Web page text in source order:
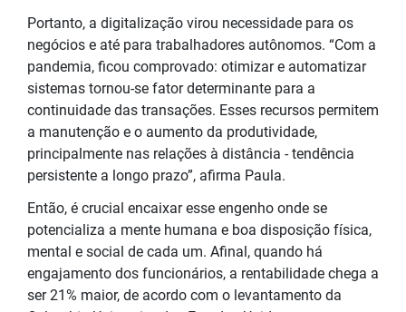
Portanto, a digitalização virou necessidade para os
negócios e até para trabalhadores autônomos. “Com a
pandemia, ficou comprovado: otimizar e automatizar
sistemas tornou-se fator determinante para a
continuidade das transações. Esses recursos permitem
a manutenção e o aumento da produtividade,
principalmente nas relações à distância - tendência
persistente a longo prazo”, afirma Paula.
Então, é crucial encaixar esse engenho onde se
potencializa a mente humana e boa disposição física,
mental e social de cada um. Afinal, quando há
engajamento dos funcionários, a rentabilidade chega a
ser 21% maior, de acordo com o levantamento da